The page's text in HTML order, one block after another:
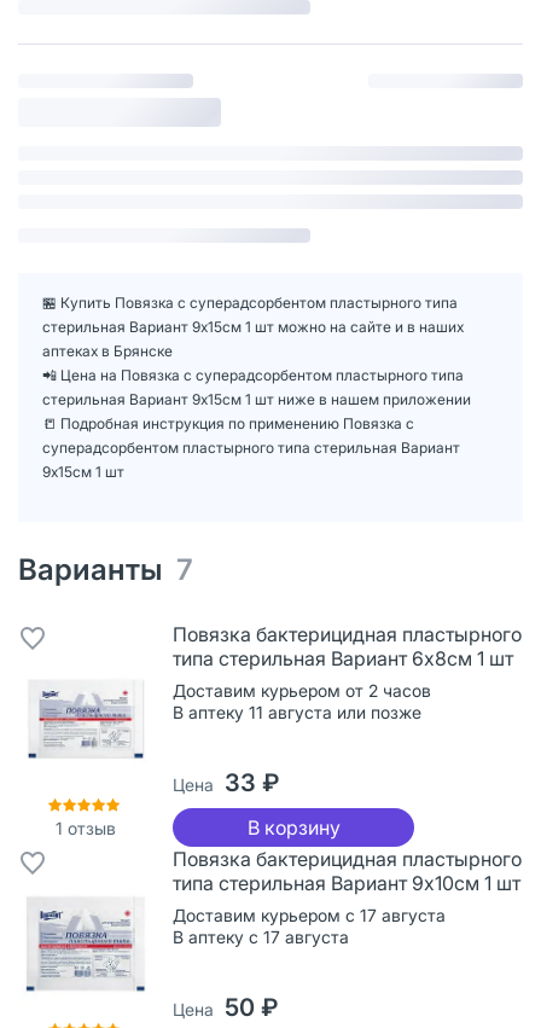
🏪 Купить Повязка с суперадсорбентом пластырного типа
стерильная Вариант 9х15см 1 шт можно на сайте и в наших
аптеках в Брянске
📲 Цена на Повязка с суперадсорбентом пластырного типа
стерильная Вариант 9х15см 1 шт ниже в нашем приложении
📒 Подробная инструкция по применению Повязка с
суперадсорбентом пластырного типа стерильная Вариант
9х15см 1 шт
Варианты 7
1 отзыв
Повязка бактерицидная пластырного
типа стерильная Вариант 6х8см 1 шт
Доставим курьером от 2 часов
В аптеку 11 августа или позже
Цена 33 ₽
В корзину
Повязка бактерицидная пластырного
типа стерильная Вариант 9х10см 1 шт
Доставим курьером с 17 августа
В аптеку с 17 августа
Цена 50 ₽